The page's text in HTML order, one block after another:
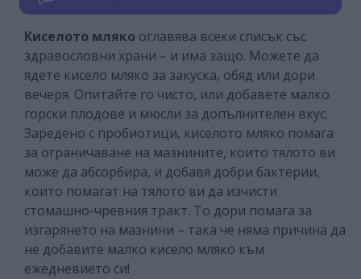
Киселото мляко оглавява всеки списък със
здравословни храни – и има защо. Можете да
ядете кисело мляко за закуска, обяд или дори
вечеря. Опитайте го чисто, или добавете малко
горски плодове и мюсли за допълнителен вкус.
Заредено с пробиотици, киселото мляко помага
за ограничаване на мазнините, които тялото ви
може да абсорбира, и добавя добри бактерии,
които помагат на тялото ви да изчисти
стомашно-чревния тракт. То дори помага за
изгарянето на мазнини – така че няма причина да
не добавите малко кисело мляко към
ежедневието си!